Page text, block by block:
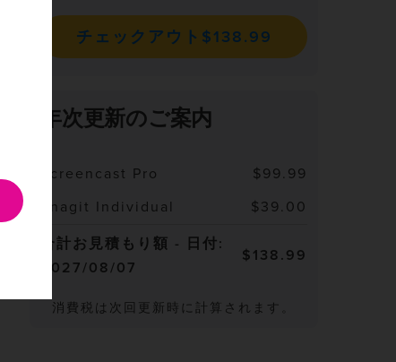
チェックアウト$138.99
年次更新のご案内
Screencast Pro
$99.99
Snagit Individual
$39.00
合計お見積もり額 - 日付:
2027/08/07
$138.99
消費税は次回更新時に計算されます。